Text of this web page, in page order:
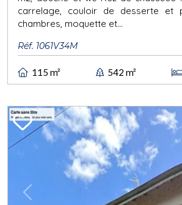
carrelage, couloir de desserte et
chambres, moquette et...
Réf. 1061V34M
115 m² 542 m²
Previous